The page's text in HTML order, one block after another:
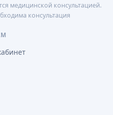
медицинской консультацией.
консультация